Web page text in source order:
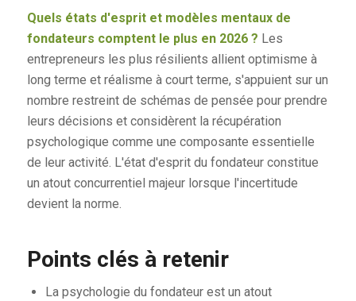
Quels états d'esprit et modèles mentaux de
fondateurs comptent le plus en 2026 ? Les
entrepreneurs les plus résilients allient optimisme à
long terme et réalisme à court terme, s'appuient sur un
nombre restreint de schémas de pensée pour prendre
leurs décisions et considèrent la récupération
psychologique comme une composante essentielle
de leur activité. L'état d'esprit du fondateur constitue
un atout concurrentiel majeur lorsque l'incertitude
devient la norme.
Points clés à retenir
La psychologie du fondateur est un atout